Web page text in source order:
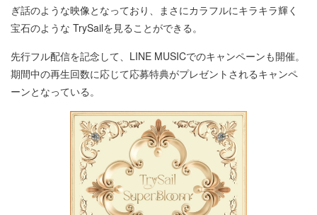
ぎ話のような映像となっており、まさにカラフルにキラキラ輝く
宝石のような TrySailを見ることができる。
先行フル配信を記念して、LINE MUSICでのキャンペーンも開催。
期間中の再生回数に応じて応募特典がプレゼントされるキャンペ
ーンとなっている。